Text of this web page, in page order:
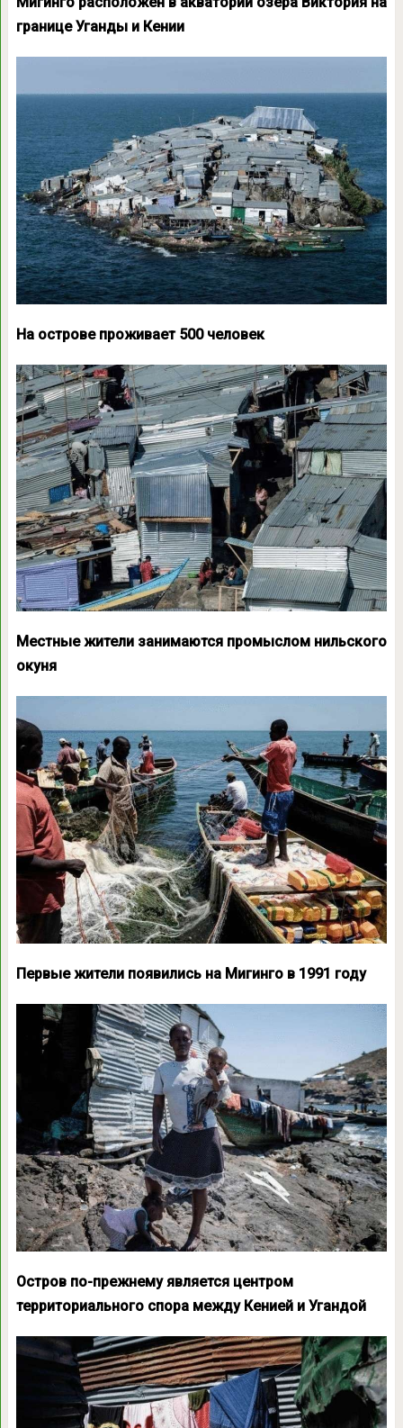
границе Уганды и Кении
На острове проживает 500 человек
Местные жители занимаются промыслом нильского
окуня
Первые жители появились на Мигинго в 1991 году
Остров по-прежнему является центром
территориального спора между Кенией и Угандой